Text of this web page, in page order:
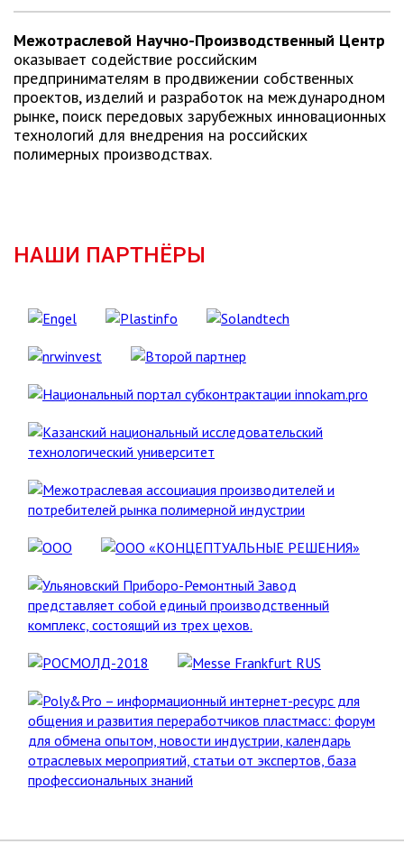
Межотраслевой Научно-Производственный Центр
оказывает содействие российским
предпринимателям в продвижении собственных
проектов, изделий и разработок на международном
рынке, поиск передовых зарубежных инновационных
технологий для внедрения на российских
полимерных производствах.
НАШИ ПАРТНЁРЫ